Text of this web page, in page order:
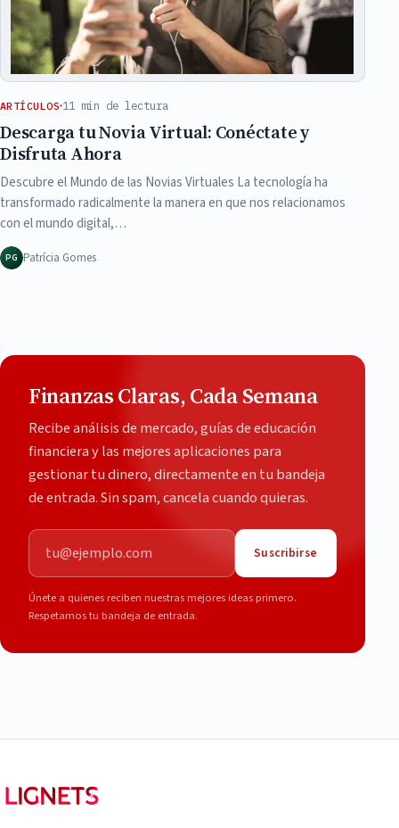
ARTÍCULOS 11 min de lectura
Descarga tu Novia Virtual: Conéctate y
Disfruta Ahora
Descubre el Mundo de las Novias Virtuales La tecnología ha
transformado radicalmente la manera en que nos relacionamos
con el mundo digital,…
PG Patrícia Gomes
Finanzas Claras, Cada Semana
Recibe análisis de mercado, guías de educación
financiera y las mejores aplicaciones para
gestionar tu dinero, directamente en tu bandeja
de entrada. Sin spam, cancela cuando quieras.
Correo electrónico
Suscribirse
Únete a quienes reciben nuestras mejores ideas primero.
Respetamos tu bandeja de entrada.